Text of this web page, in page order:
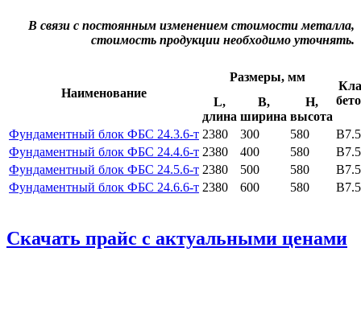
В связи с постоянным изменением стоимости металла,
стоимость продукции необходимо уточнять.
Наименование
Размеры, мм
L,
длина
B,
ширина
H,
высота
Фундаментный блок ФБС 24.3.6-т 2380 300 580
B7.5
Фундаментный блок ФБС 24.4.6-т 2380 400 580
B7.5
Фундаментный блок ФБС 24.5.6-т 2380 500 580
B7.5
Фундаментный блок ФБС 24.6.6-т 2380 600 580 B7.5
Скачать прайс с актуальными ценами